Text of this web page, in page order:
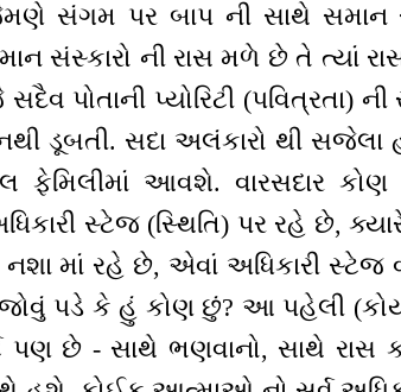
સંગમ પર બાપ ની સાથે સમાન
સંસ્કારો ની રાસ મળે છે તે ત્યાં
પોતાની પ્યોરિટી (પવિત્રતા) ની
ડૂબતી. સદા અલંકારો થી સજેલા
ફેમિલીમાં આવશે. વારસદાર
સ્ટેજ (સ્થિતિ) પર રહે છે,
માં રહે છે, એવાં અધિકારી સ્ટેજ
પડે કે હું કોણ છું? આ પહેલી
પણ છે - સાથે ભણવાનો, સાથે રાસ